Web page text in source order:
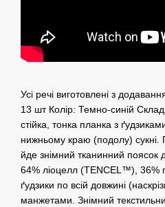
Усі речі виготовлені з
13 шт Колір: Темно-синій
стійка, тонка планка з
нижньому краю (подолу) сукні.
йде знімний тканинний поясок
64% ліоцелл (TENCEL™), 36%
ґудзики по всій довжині
манжетами. Знімний